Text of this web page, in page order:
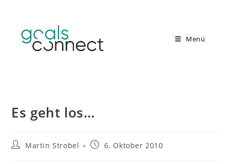
springen
Menü
Es geht los…
Beitrags-
Martin Strobel
Beitrag6. Oktober 2010